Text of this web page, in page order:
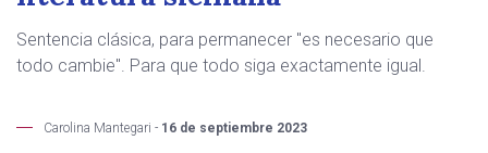
Sentencia clásica, para permanecer "es necesario que
todo cambie". Para que todo siga exactamente igual.
Carolina Mantegari - 16 de septiembre 2023